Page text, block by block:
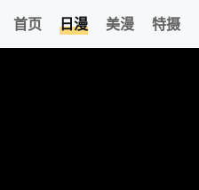
首页 日漫 美漫 特摄